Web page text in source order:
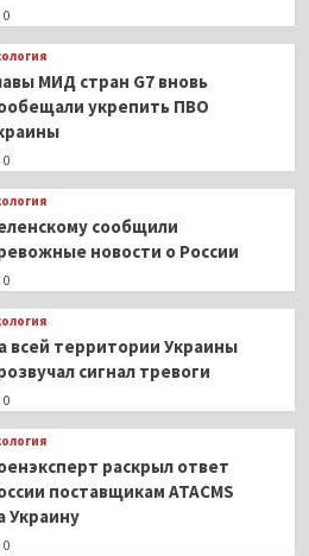
0
МИД стран G7 вновь
укрепить ПВО
0
сообщили
новости о России
0
всей территории Украины
сигнал тревоги
0
раскрыл ответ
поставщикам ATACMS
Украину
0